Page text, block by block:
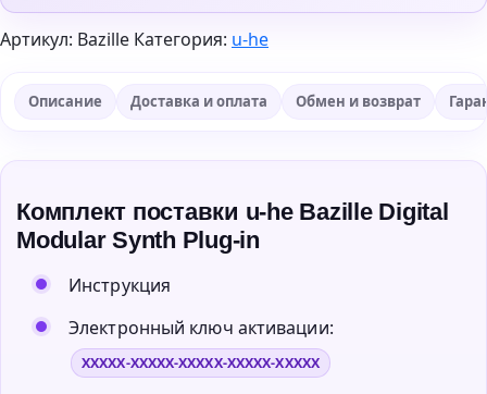
Артикул: Bazille Категория: u-he
Описание Доставка и оплата Обмен и возврат
Комплект поставки u-he Bazille Digital
Modular Synth Plug-in
Инструкция
Электронный ключ активации:
XXXXX-XXXXX-XXXXX-XXXXX-XXXXX